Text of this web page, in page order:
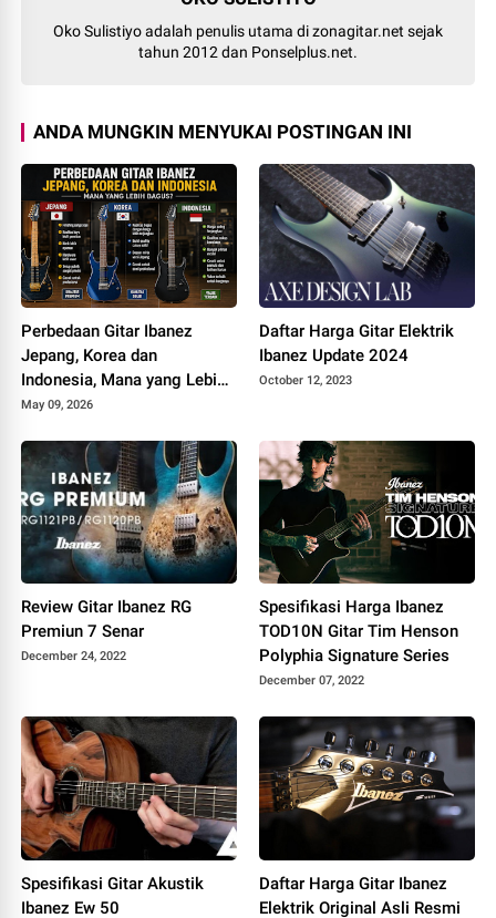
Oko Sulistiyo adalah penulis utama di zonagitar.net sejak
tahun 2012 dan Ponselplus.net.
ANDA MUNGKIN MENYUKAI POSTINGAN INI
Perbedaan Gitar Ibanez
Jepang, Korea dan
Indonesia, Mana yang Lebih
Bagus
May 09, 2026
Daftar Harga Gitar Elektrik
Ibanez Update 2024
October 12, 2023
Review Gitar Ibanez RG
Premiun 7 Senar
December 24, 2022
Spesifikasi Harga Ibanez
TOD10N Gitar Tim Henson
Polyphia Signature Series
December 07, 2022
Spesifikasi Gitar Akustik
Ibanez Ew 50
Daftar Harga Gitar Ibanez
Elektrik Original Asli Resmi